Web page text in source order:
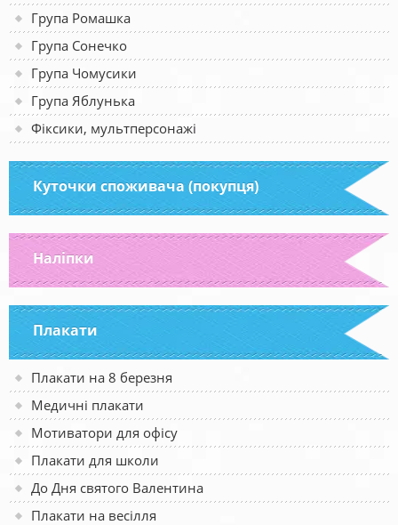
Група Ромашка
Група Сонечко
Група Чомусики
Група Яблунька
Фіксики, мультперсонажі
Куточки споживача (покупця)
Наліпки
Плакати
Плакати на 8 березня
Медичні плакати
Мотиватори для офісу
Плакати для школи
До Дня святого Валентина
Плакати на весілля